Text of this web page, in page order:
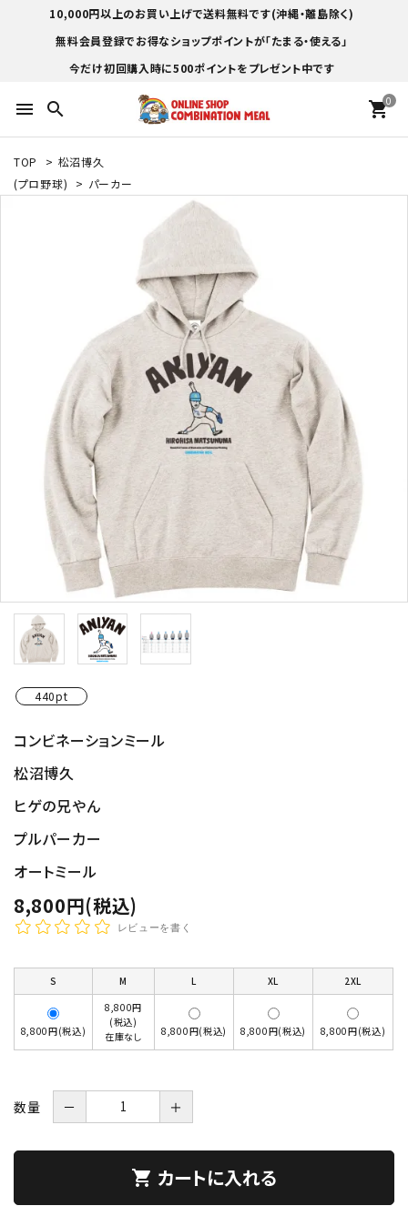
10,000円以上のお買い上げで送料無料です(沖縄・離島除く)
無料会員登録でお得なショップポイントが「たまる・使える」
今だけ初回購入時に500ポイントをプレゼント中です
menu search 0
shopping_cart
TOP > 松沼博久
(プロ野球)
> パーカー
440pt
コンビネーションミール
松沼博久
ヒゲの兄やん
プルパーカー
オートミール
8,800円(税込)
レビューを書く
S M L XL 2XL
8,800円(税込)
8,800円
(税込)
在庫なし
8,800円(税込) 8,800円(税込) 8,800円(税込)
数量 － ＋
shopping_cart カートに入れる